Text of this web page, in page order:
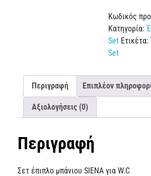
Κωδικός
Κατηγορία:
Set Ετικέτα:
Set
Περιγραφή Επιπλέον
Αξιολογήσεις (0)
Περιγραφή
Σετ έπιπλο μπάνιου SIENA για W.C